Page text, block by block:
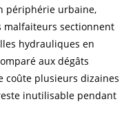
périphérie urbaine,
malfaiteurs sectionnent
hydrauliques en
aux dégâts
coûte plusieurs dizaines
inutilisable pendant